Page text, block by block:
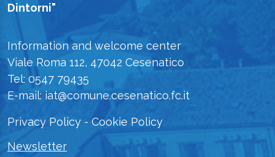
Dintorni"
Information and welcome center
Viale Roma 112, 47042 Cesenatico
Tel: 0547 79435
E-mail: iat@comune.cesenatico.fc.it
Privacy Policy - Cookie Policy
Newsletter